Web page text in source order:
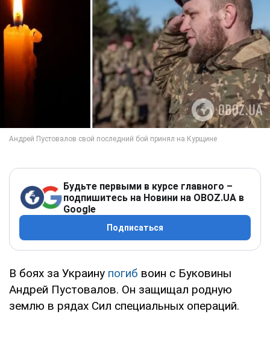
Будьте первыми в курсе главного –
подпишитесь на Новини на OBOZ.UA в
Google
Подписаться
В боях за Украину погиб воин с Буковины
Андрей Пустовалов. Он защищал родную
землю в рядах Сил специальных операций.